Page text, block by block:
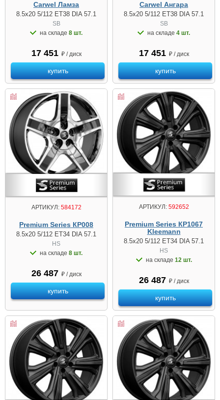
Carwel Ламза
8.5x20 5/112 ET38 DIA 57.1
SB
на складе 8 шт.
17 451 ₽ / диск
купить
Carwel Ангара
8.5x20 5/112 ET38 DIA 57.1
SB
на складе 4 шт.
17 451 ₽ / диск
купить
АРТИКУЛ:584172
Premium Series КР008
8.5x20 5/112 ET34 DIA 57.1
HS
на складе 8 шт.
26 487 ₽ / диск
купить
АРТИКУЛ:592652
Premium Series КР1067
Kleemann
8.5x20 5/112 ET34 DIA 57.1
HS
на складе 12 шт.
26 487 ₽ / диск
купить